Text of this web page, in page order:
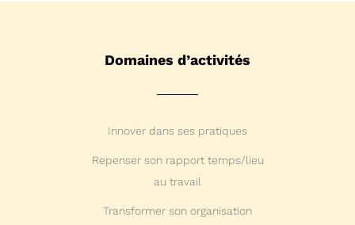
Domaines d’activités
Innover dans ses pratiques
Repenser son rapport temps/lieu
au travail
Transformer son organisation